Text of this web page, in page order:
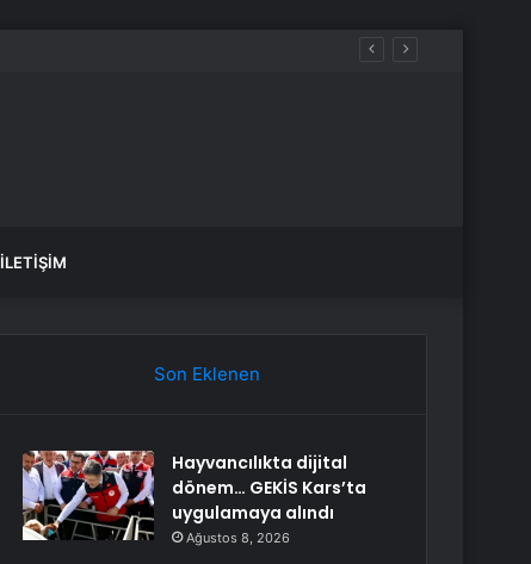
İLETIŞIM
Son Eklenen
Hayvancılıkta dijital
dönem… GEKİS Kars’ta
uygulamaya alındı
Ağustos 8, 2026